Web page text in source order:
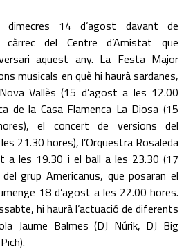
14 d’agost davant de
del Centre d’Amistat que
aquest any. La Festa Major
musicals en què hi haurà sardanes,
Vallès (15 d’agost a les 12.00
de la Casa Flamenca La Diosa (15
el concert de versions del
21.30 hores), l’Orquestra Rosaleda
a les 19.30 i el ball a les 23.30 (17
grup Americanus, que posaran el
18 d’agost a les 22.00 hores.
hi haurà l’actuació de diferents
Jaume Balmes (DJ Núrik, DJ Big